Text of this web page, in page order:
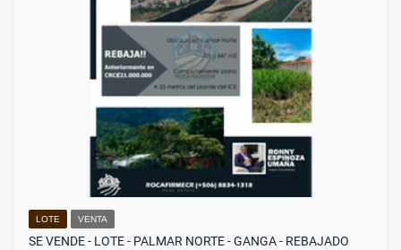
LOTE VENTA
SE VENDE - LOTE - PALMAR NORTE - GANGA - REBAJADO